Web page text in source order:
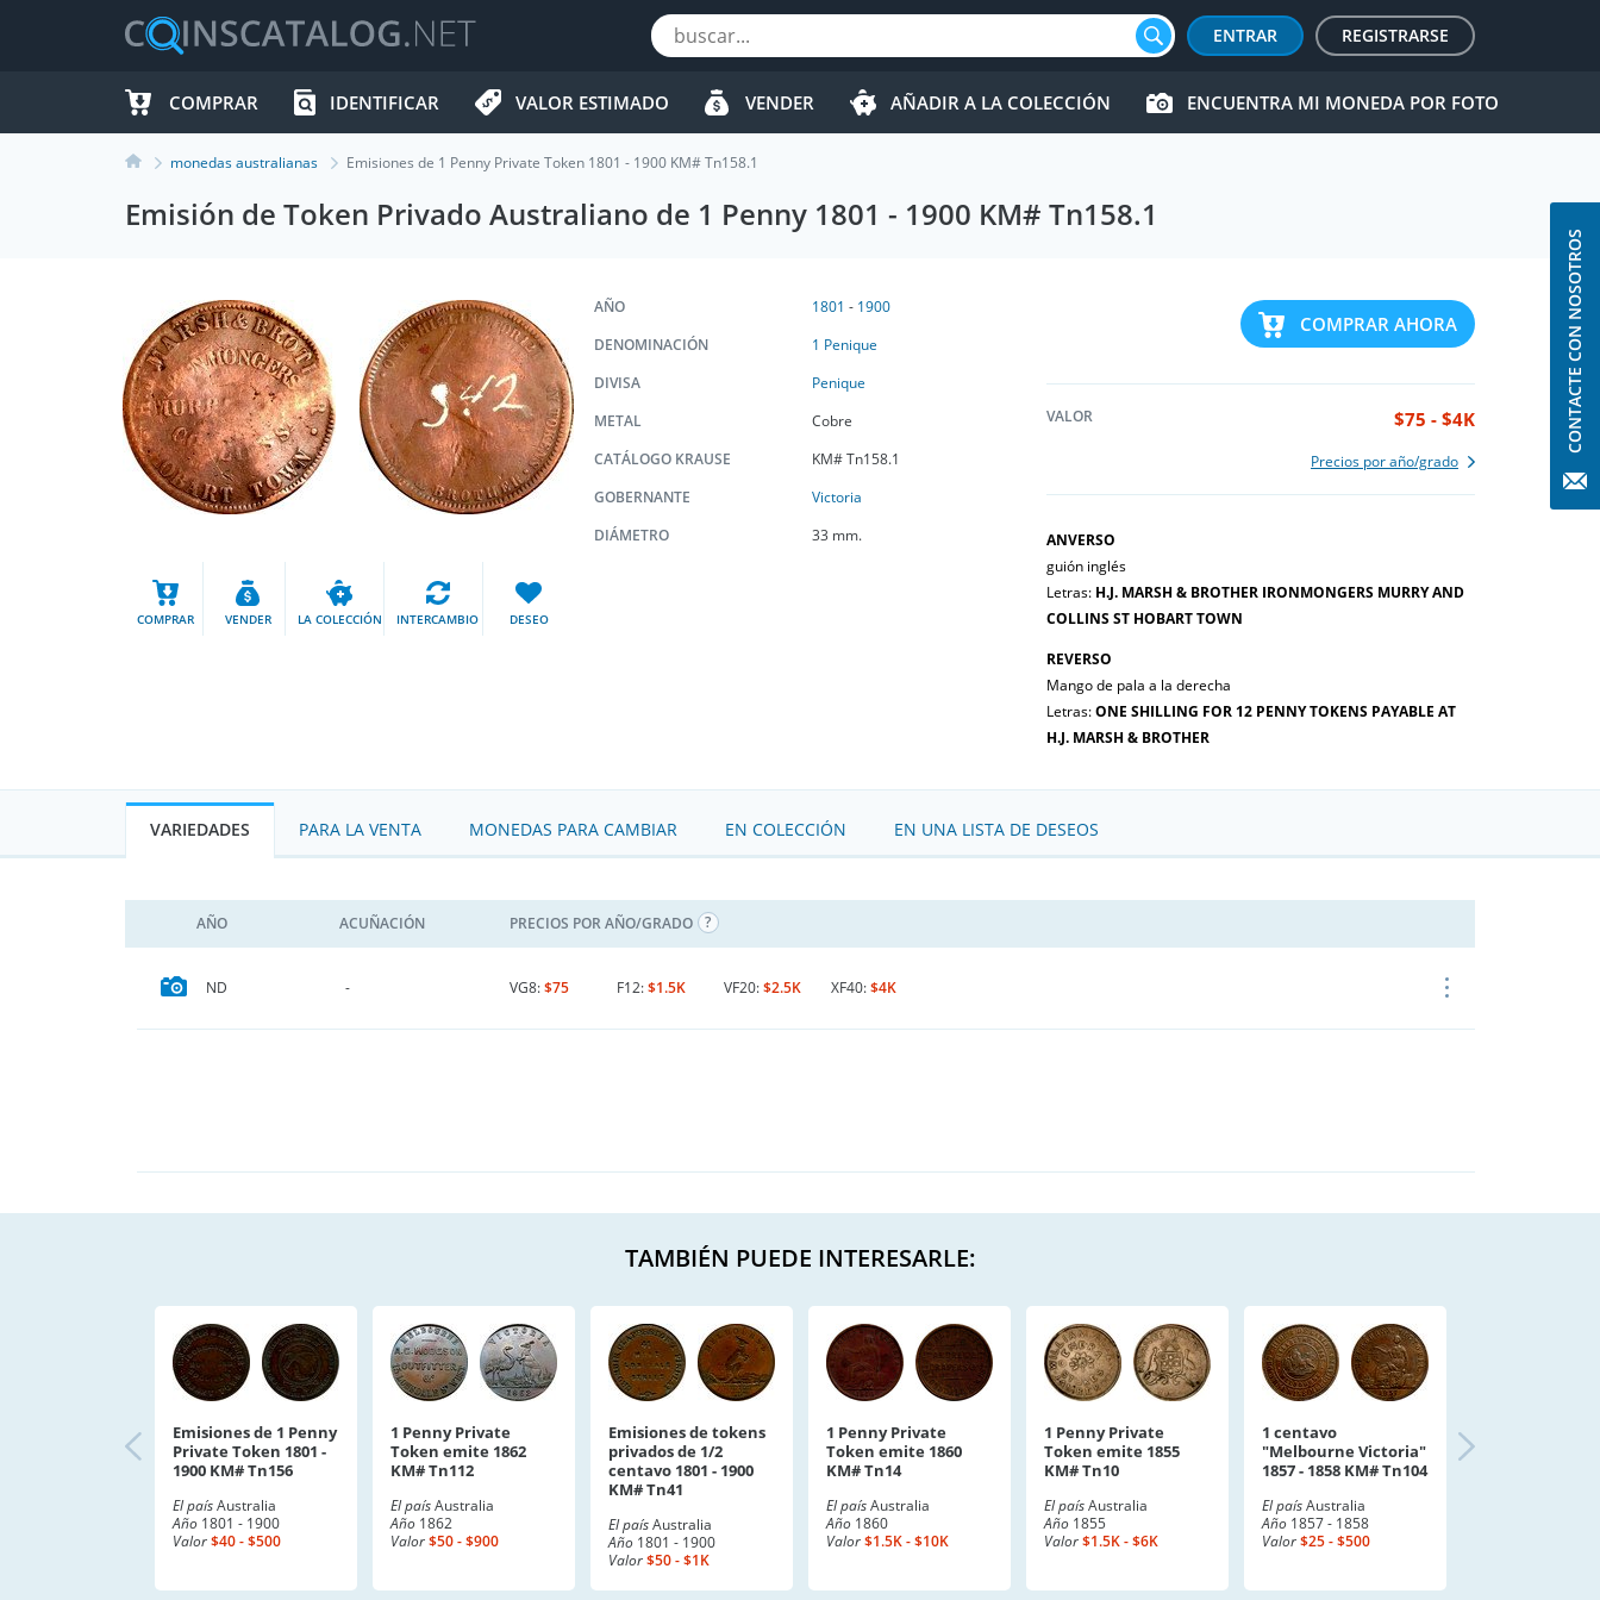
ENTRAR REGISTRARSE
COMPRAR IDENTIFICAR VALOR ESTIMADO VENDER AÑADIR A LA COLECCIÓN ENCUENTRA MI MONEDA POR FOTO
monedas australianas Emisiones de 1 Penny Private Token 1801 - 1900 KM# Tn158.1
Emisión de Token Privado Australiano de 1 Penny 1801 - 1900 KM# Tn158.1
COMPRAR VENDER LA COLECCIÓN INTERCAMBIO DESEO
COMPRAR AHORA
VALOR $75 - $4K
Precios por año/grado
ANVERSO
guión inglés
Letras: H.J. MARSH & BROTHER IRONMONGERS MURRY AND
COLLINS ST HOBART TOWN
REVERSO
Mango de pala a la derecha
Letras:ONE SHILLING FOR 12 PENNY TOKENS PAYABLE AT
H.J. MARSH & BROTHER
AÑO 1801 - 1900
DENOMINACIÓN
1 Penique
DIVISA
Penique
METAL
Cobre
CATÁLOGO KRAUSE
KM# Tn158.1
GOBERNANTE
Victoria
DIÁMETRO
33 mm.
VARIEDADES PARA LA VENTA MONEDAS PARA CAMBIAR EN COLECCIÓN EN UNA LISTA DE DESEOS
AÑO ACUÑACIÓN PRECIOS POR AÑO/GRADO
ND - VG8:$75 F12:$1.5K VF20:$2.5K XF40:$4K
TAMBIÉN PUEDE INTERESARLE:
Emisiones de 1 Penny
Private Token 1801 -
1900 KM# Tn156
El paísAustralia
Año 1801 - 1900
Valor$40 - $500
1 Penny Private
Token emite 1862
KM# Tn112
El paísAustralia
Año 1862
Valor$50 - $900
Emisiones de tokens
privados de 1/2
centavo 1801 - 1900
KM# Tn41
El paísAustralia
Año 1801 - 1900
Valor$50 - $1K
1 Penny Private
Token emite 1860
KM# Tn14
El paísAustralia
Año 1860
Valor$1.5K - $10K
1 Penny Private
Token emite 1855
KM# Tn10
El paísAustralia
Año 1855
Valor$1.5K - $6K
1 centavo
"Melbourne Victoria"
1857 - 1858 KM# Tn104
El paísAustralia
Año 1857 - 1858
Valor$25 - $500
CONTACTE CON NOSOTROS